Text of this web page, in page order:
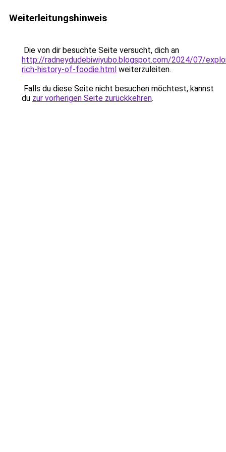
Weiterleitungshinweis
Die von dir besuchte Seite versucht, dich an
http://radneydudebiwiyubo.blogspot.com/2024/07/
rich-history-of-foodie.html weiterzuleiten.
Falls du diese Seite nicht besuchen möchtest, kannst
du zur vorherigen Seite zurückkehren.